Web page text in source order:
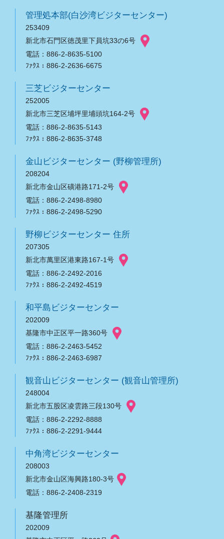
管理処本部(白沙湾ビジターセンター)
253409
新北市石門区徳茂里下員坑33の6号
電話：886-2-8635-5100
ﾌｧｸｽ：886-2-2636-6675
三芝ビジターセンター
252005
新北市三芝区埔坪里埔頭坑164-2号
電話：886-2-8635-5143
ﾌｧｸｽ：886-2-8635-3748
金山ビジターセンター (野柳管理所)
208204
新北市金山区磺港路171-2号
電話：886-2-2498-8980
ﾌｧｸｽ：886-2-2498-5290
野柳ビジターセンター 住所
207305
新北市萬里区港東路167-1号
電話：886-2-2492-2016
ﾌｧｸｽ：886-2-2492-4519
和平島ビジターセンター
202009
基隆市中正区平一路360号
電話：886-2-2463-5452
ﾌｧｸｽ：886-2-2463-6987
観音山ビジターセンター (観音山管理所)
248004
新北市五股区凌雲路三段130号
電話：886-2-2292-8888
ﾌｧｸｽ：886-2-2291-9444
中角湾ビジターセンター
208003
新北市金山区海興路180-3号
電話：886-2-2408-2319
基隆管理所
202009